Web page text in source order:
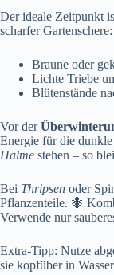
Der ideale Zeitpunkt
scharfer Gartenschere:
Braune oder
Lichte Triebe
Blütenstände
Vor der
Energie für die
Halme stehen – so
Bei Thripsen oder
Pflanzenteile. 🐜
Verwende nur
Extra-Tipp: Nutze
sie kopfüber in